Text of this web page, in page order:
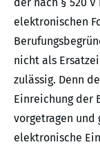
elektronischen
nicht als
zulässig. Denn
Einreichung der
vorgetragen und
elektronische